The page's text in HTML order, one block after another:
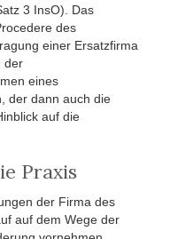
3 InsO). Das
des
einer Ersatzfirma
der
eines
der dann auch die
auf die
Praxis
der Firma des
auf dem Wege der